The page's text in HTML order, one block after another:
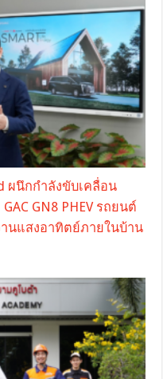
ผนึกกำลังขับเคลื่อน
GN8 PHEV รถยนต์
านแสงอาทิตย์ภายในบ้าน